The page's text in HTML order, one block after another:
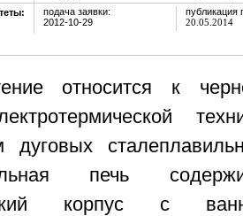
подача заявки:
2012-10-29
публикация
20.05.2014
относится к
дуговых
печь
корпус с